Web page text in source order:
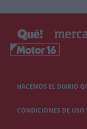
HACEMOS EL DIARIO
CONDICIONES DE USO